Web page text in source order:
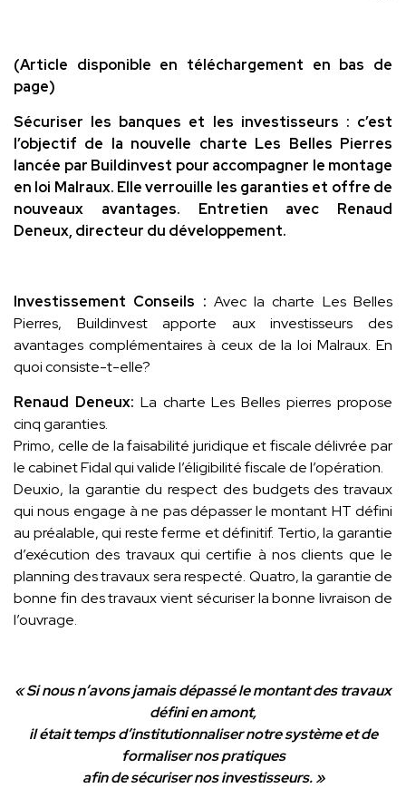
(Article disponible en téléchargement en bas de
page)
Sécuriser les banques et les investisseurs : c’est
l’objectif de la nouvelle charte Les Belles Pierres
lancée par Buildinvest pour accompagner le montage
en loi Malraux. Elle verrouille les garanties et offre de
nouveaux avantages. Entretien avec Renaud
Deneux, directeur du développement.
Investissement Conseils : Avec la charte Les Belles
Pierres, Buildinvest apporte aux investisseurs des
avantages complémentaires à ceux de la loi Malraux. En
quoi consiste-t-elle?
Renaud Deneux: La charte Les Belles pierres propose
cinq garanties.
Primo, celle de la faisabilité juridique et fiscale délivrée par
le cabinet Fidal qui valide l’éligibilité fiscale de l’opération.
Deuxio, la garantie du respect des budgets des travaux
qui nous engage à ne pas dépasser le montant HT défini
au préalable, qui reste ferme et définitif. Tertio, la garantie
d’exécution des travaux qui certifie à nos clients que le
planning des travaux sera respecté. Quatro, la garantie de
bonne fin des travaux vient sécuriser la bonne livraison de
l’ouvrage.
« Si nous n’avons jamais dépassé le montant des travaux
défini en amont,
il était temps d’institutionnaliser notre système et de
formaliser nos pratiques
afin de sécuriser nos investisseurs. »